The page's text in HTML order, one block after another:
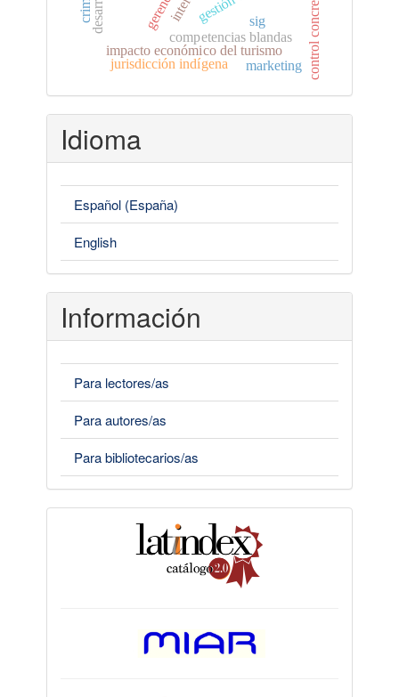
competencias blandas
impacto económico del turismo control concreto
jurisdicción indígena
sig
marketing
Idioma
Español (España)
English
Información
Para lectores/as
Para autores/as
Para bibliotecarios/as
indices